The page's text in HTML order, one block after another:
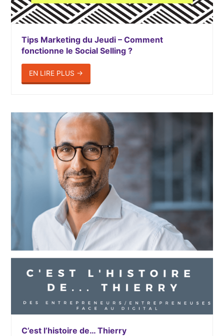
Tips Marketing du Jeudi – Comment
fonctionne le Social Selling ?
EN LIRE PLUS →
C’est l’histoire de… Thierry